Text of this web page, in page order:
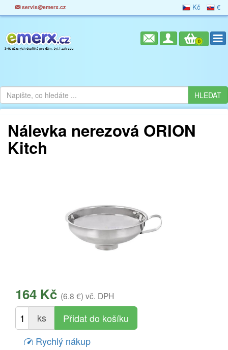
servis@emerx.cz Kč €
0
Nálevka nerezová ORION
Kitch
164 Kč (6.8 €) vč. DPH
ks
Rychlý nákup